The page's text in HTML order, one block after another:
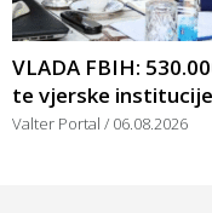
VLADA FBIH:
te vjerske institucije
Valter Portal 06.08.2026